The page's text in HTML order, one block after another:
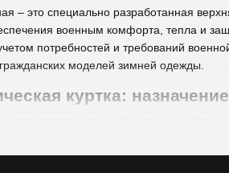
– это специально разработанная
военным комфорта, тепла и
потребностей и требований
моделей зимней одежды.
куртка:
и влаги при выполнении военных